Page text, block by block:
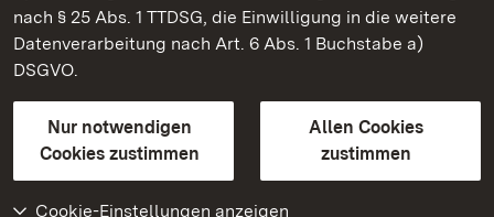
nach § 25 Abs. 1 TTDSG, die Einwilligung in die weitere
Datenverarbeitung nach Art. 6 Abs. 1 Buchstabe a)
DSGVO.
Nur notwendigen
Cookies zustimmen
Allen Cookies
zustimmen
Cookie-Einstellungen anzeigen
Staatliche Schlösser und Gärten Baden-Württemberg
Kontakt
GebärdenspracheLeichte Sprache
Erklärung zur Barrierefreiheit
BITV-konform (geprüfte Seiten)